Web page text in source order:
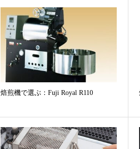
焙煎機で選ぶ：Fuji Royal R110